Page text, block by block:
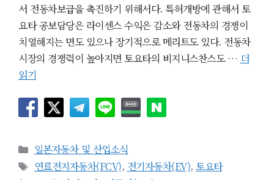
서 전동차보급을 촉진하기 위해서다. 특허개방에 관해서 토
요타 공보담당은 라이센스 수익은 감소와 전동차의 경쟁이
치열해지는 면도 있으나 장기적으로 메리트도 있다. 전동차
시장의 경쟁력이 높아지면 토요타의 비지니스찬스도 … 더
읽기
카
테
일본자동차 및 산업소식
태
연료전지자동차(FCV), 전기자동차(EV),토요타